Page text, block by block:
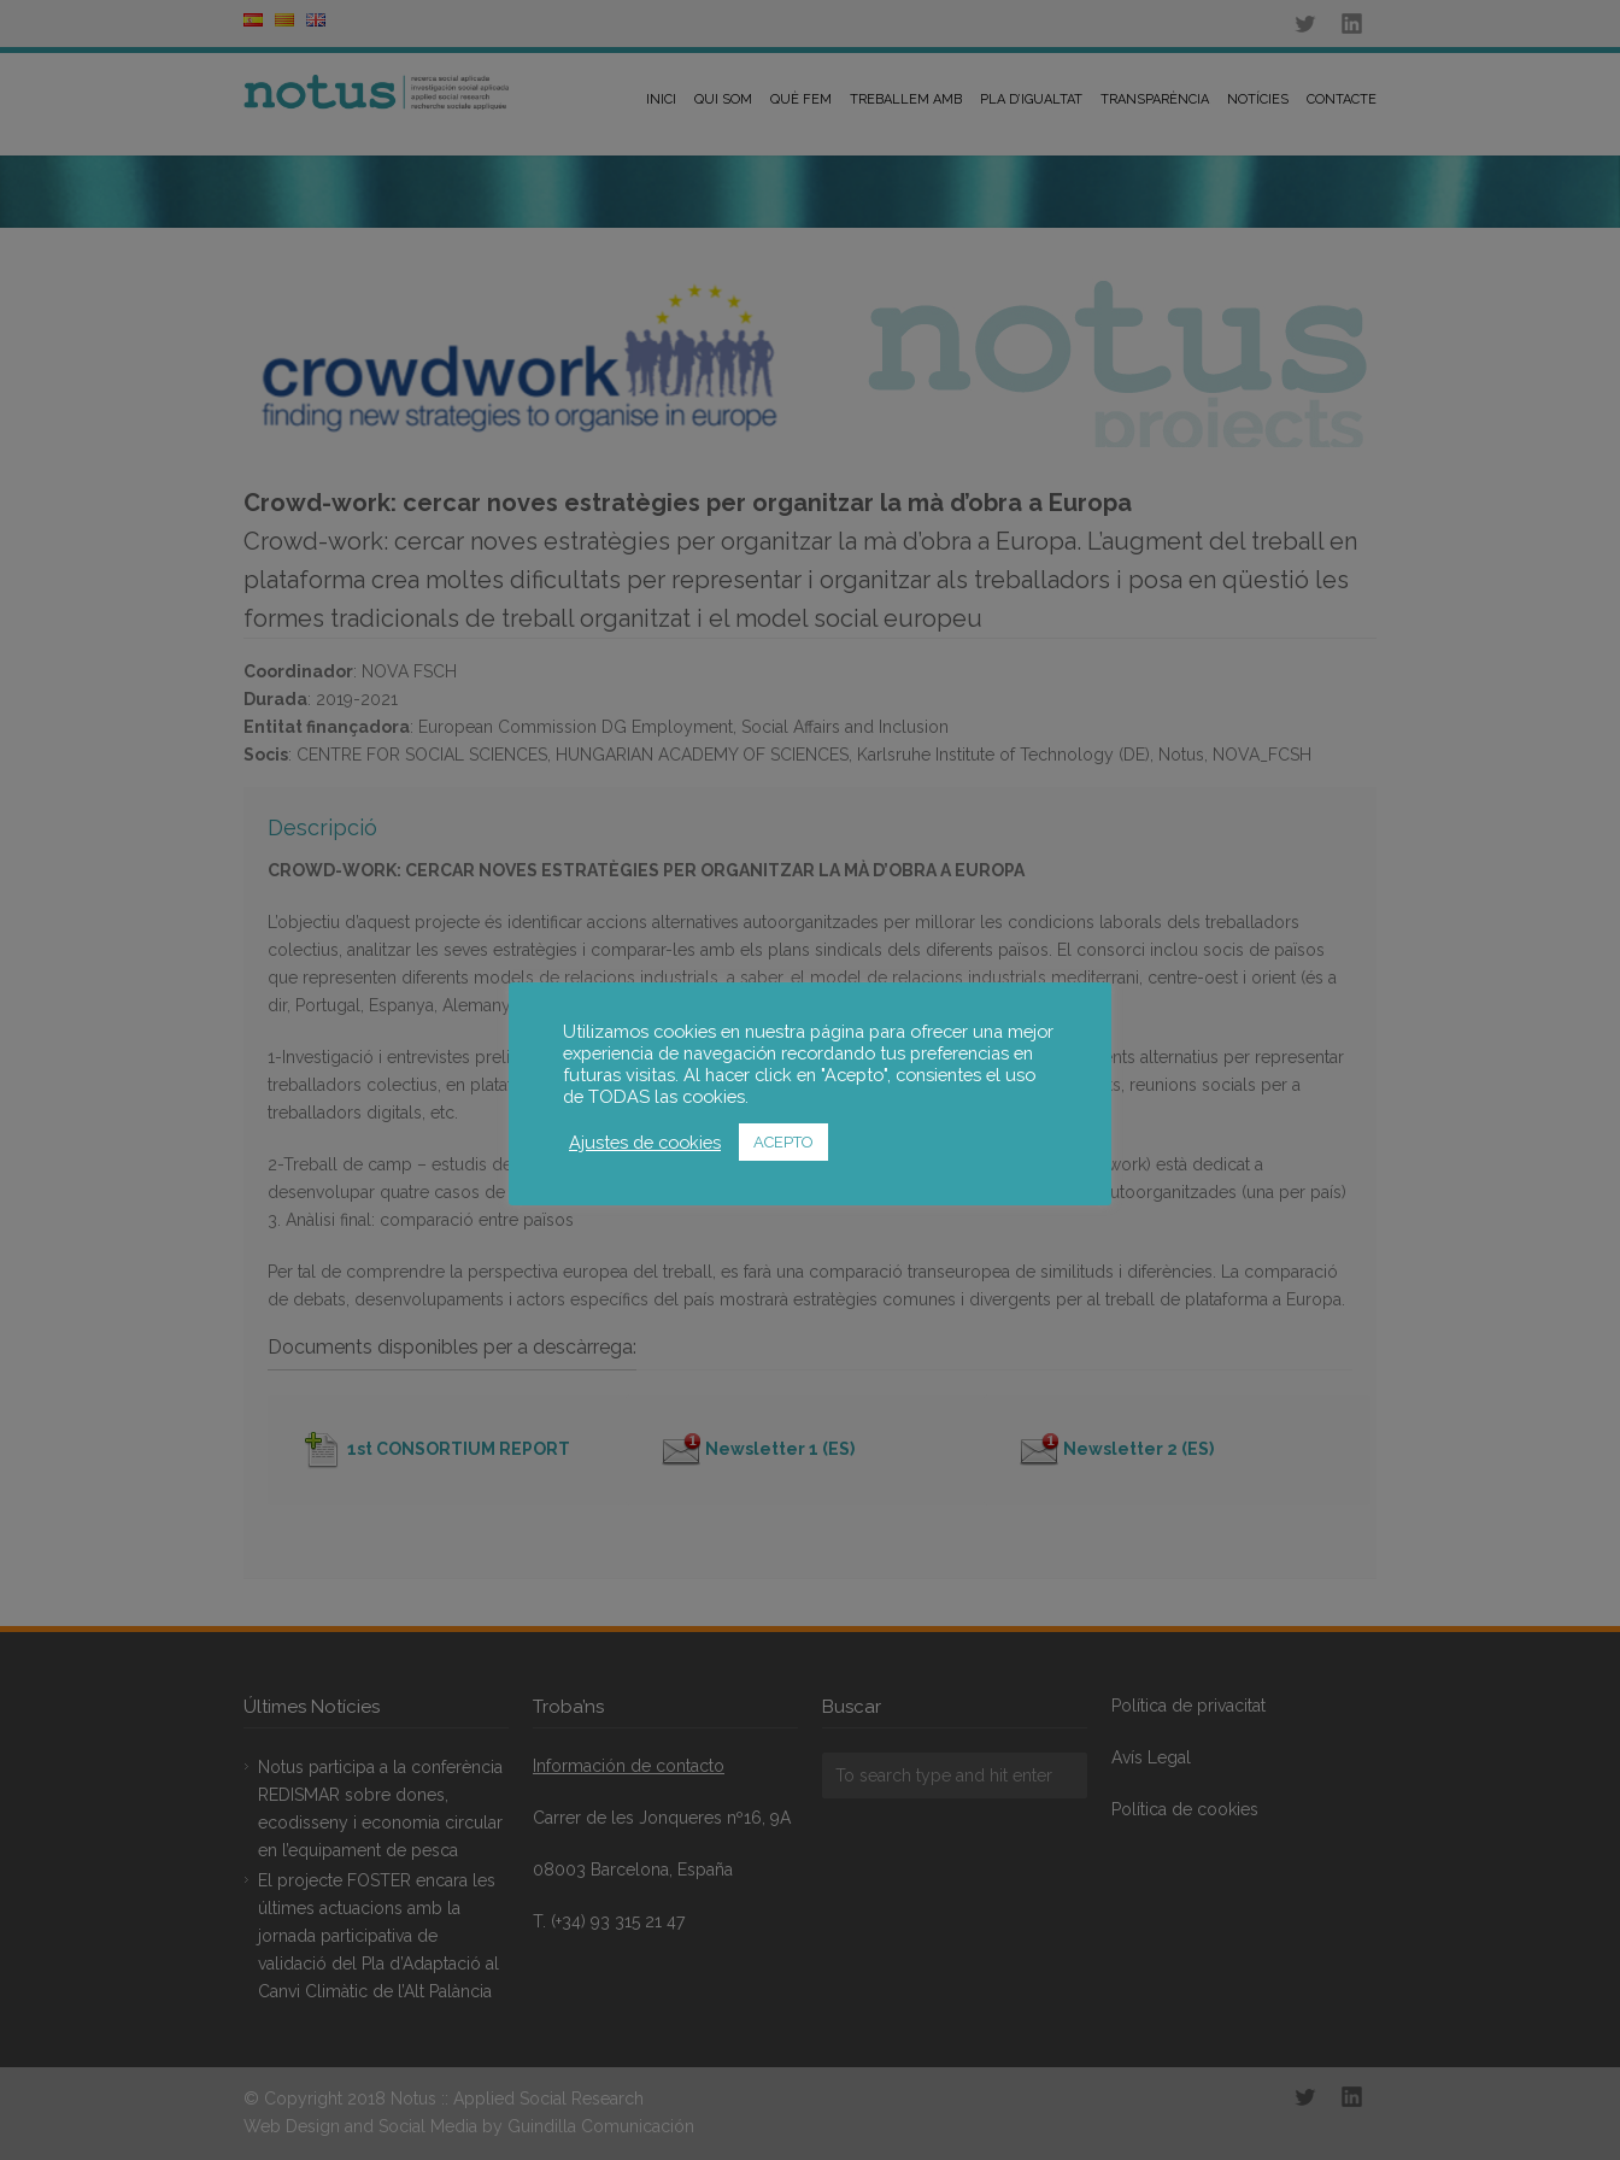
INICI QUI SOM QUÈ FEM TREBALLEM AMB PLA D’IGUALTAT TRANSPARÈNCIA NOTÍCIES CONTACTE
Crowd-work: cercar noves estratègies per organitzar la mà d’obra a Europa
Crowd-work: cercar noves estratègies per organitzar la mà d’obra a Europa. L’augment del treball en
plataforma crea moltes dificultats per representar i organitzar als treballadors i posa en qüestió les
formes tradicionals de treball organitzat i el model social europeu
Coordinador: NOVA FSCH
Durada: 2019-2021
Entitat finançadora: European Commission DG Employment, Social Affairs and Inclusion
Socis: CENTRE FOR SOCIAL SCIENCES, HUNGARIAN ACADEMY OF SCIENCES, Karlsruhe Institute of Technology (DE), Notus, NOVA_FCSH
Descripció
CROWD-WORK: CERCAR NOVES ESTRATÈGIES PER ORGANITZAR LA MÀ D’OBRA A EUROPA
L’objectiu d’aquest projecte és identificar accions alternatives autoorganitzades per millorar les condicions laborals dels treballadors
colectius, analitzar les seves estratègies i comparar-les amb els plans sindicals dels diferents països. El consorci inclou socis de països
que representen diferents models de relacions industrials, a saber, el model de relacions industrials mediterrani, centre-oest i orient (és a
dir, Portugal, Espanya, Alemanya i Hongria). Inclou 3 tipus d’accions:
1-Investigació i entrevistes preliminars. Inclou la revisió de la literatura i la identificació de sindicats o moviments alternatius per representar
treballadors colectius, en plataformes digitals, cibercafets, fòrums digitals, blogs, espais de treball compartits, reunions socials per a
treballadors digitals, etc.
2-Treball de camp – estudis de casos sobre sindicats i moviments alternatius en el treball col·lectiu (Crowd work) està dedicat a
desenvolupar quatre casos de país sobre treballs de plataforma i comerç relacionat. estratègies sindicals i autoorganitzades (una per país)
3. Anàlisi final: comparació entre països
Per tal de comprendre la perspectiva europea del treball, es farà una comparació transeuropea de similituds i diferències. La comparació
de debats, desenvolupaments i actors específics del país mostrarà estratègies comunes i divergents per al treball de plataforma a Europa.
Documents disponibles per a descàrrega:
1st CONSORTIUM REPORT Newsletter 1 (ES) Newsletter 2 (ES)
Últimes Notícies
Notus participa a la conferència
REDISMAR sobre dones,
ecodisseny i economia circular
en l’equipament de pesca
El projecte FOSTER encara les
últimes actuacions amb la
jornada participativa de
validació del Pla d’Adaptació al
Canvi Climàtic de l’Alt Palància
Troba’ns
Información de contacto
Carrer de les Jonqueres nº16, 9A
08003 Barcelona, España
T. (+34) 93 315 21 47
Buscar Política de privacitat
Avís Legal
Política de cookies
© Copyright 2018 Notus :: Applied Social Research
Web Design and Social Media by Guindilla Comunicación
Utilizamos cookies en nuestra página para ofrecer una mejor
experiencia de navegación recordando tus preferencias en
futuras visitas. Al hacer click en "Acepto", consientes el uso
de TODAS las cookies.
Ajustes de cookies ACEPTO